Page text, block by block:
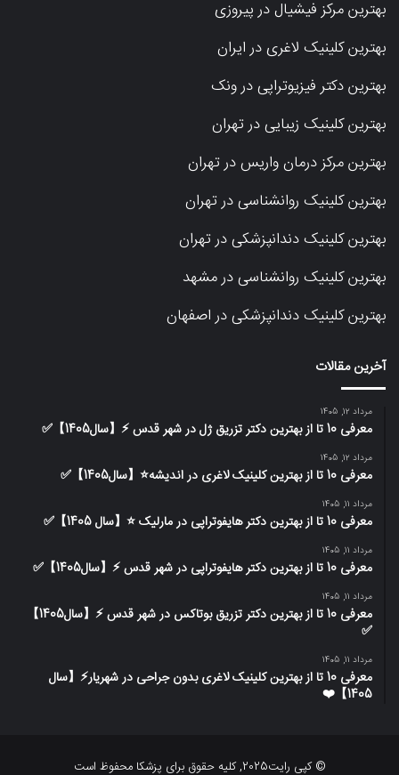
بهترین مرکز فیشیال در پیروزی
بهترین کلینیک لاغری در ایران
بهترین دکتر فیزیوتراپی در ونک
بهترین کلینیک زیبایی در تهران
بهترین مرکز درمان واریس در تهران
بهترین کلینیک روانشناسی در تهران
بهترین کلینیک دندانپزشکی در تهران
بهترین کلینیک روانشناسی در مشهد
بهترین کلینیک دندانپزشکی در اصفهان
آخرین مقالات
مرداد 12, 1405
معرفی 10 تا از بهترین دکتر تزریق ژل در شهر قدس ⚡️【سال1405】✅
مرداد 12, 1405
معرفی 10 تا از بهترین کلینیک لاغری در اندیشه⭐【سال1405】✅
مرداد 11, 1405
معرفی 10 تا از بهترین دکتر هایفوتراپی در مارلیک ⭐【سال 1405】✅
مرداد 11, 1405
معرفی 10 تا از بهترین دکتر هایفوتراپی در شهر قدس ⚡️【سال1405】✅
مرداد 11, 1405
معرفی 10 تا از بهترین دکتر تزریق بوتاکس در شهر قدس ⚡️【سال1405】
✅
مرداد 11, 1405
معرفی 10 تا از بهترین کلینیک لاغری بدون جراحی در شهریار⚡【سال
1405】❤️
© کپی رایت2025, کلیه حقوق برای پزشکا محفوظ است